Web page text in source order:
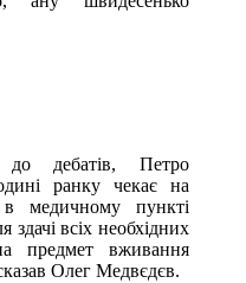
дебатів, Петро
ранку чекає на
медичному пункті
здачі всіх необхідних
предмет вживання
Олег Медвєдєв.